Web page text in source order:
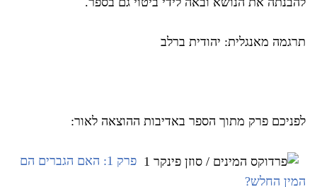
תרגמה מאנגלית: יהודית ברלב
לפניכם פרק מתוך הספר באדיבות ההוצאה לאור:
פרק 1: האם הגברים הם
המין החלש?